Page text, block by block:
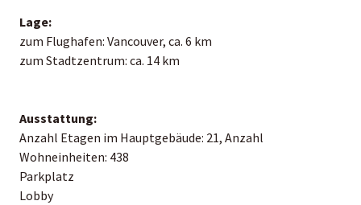
Lage:
zum Flughafen: Vancouver, ca. 6 km
zum Stadtzentrum: ca. 14 km
Ausstattung:
Anzahl Etagen im Hauptgebäude: 21, Anzahl
Wohneinheiten: 438
Parkplatz
Lobby